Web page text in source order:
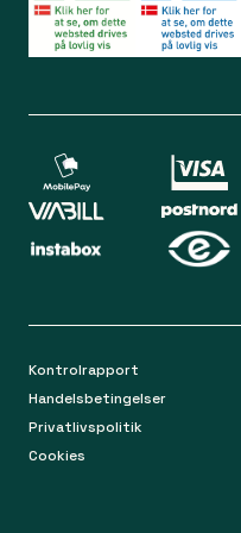
Mandag-torsdag 9.00 - 16.00
Kontakt os på mail
apoteket@apopro.dk
Spørgsmål og svar
Returnering
Bliv medlem
Din sikkerhed
Kontrolrapport
Handelsbetingelser
Privatlivspolitik
Cookies